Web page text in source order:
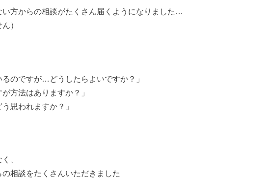
方からの相談がたくさん届くようにな りました…
）
るのですが…どうしたらよいですか？」
方法はありますか？」
思われますか？」
、
相談をたくさんいただきました